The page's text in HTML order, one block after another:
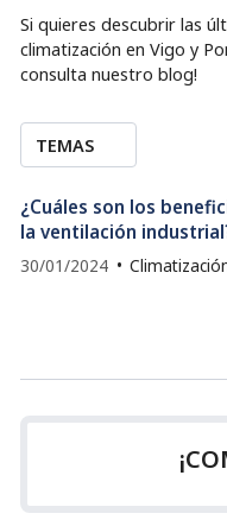
Si quieres descubrir las
climatización en Vigo y
consulta nuestro blog!
TEMAS
¿Cuáles son los
la ventilación
30/01/2024